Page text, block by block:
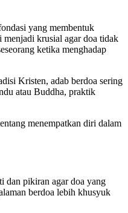
yang membentuk
menjadi krusial agar doa tidak
ketika menghadap
Kristen, adab berdoa sering
atau Buddha, praktik
menempatkan diri dalam
dan pikiran agar doa yang
berdoa lebih khusyuk